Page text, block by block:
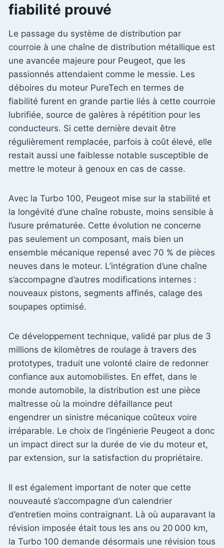
fiabilité prouvé
Le passage du système de distribution par
courroie à une chaîne de distribution métallique est
une avancée majeure pour Peugeot, que les
passionnés attendaient comme le messie. Les
déboires du moteur PureTech en termes de
fiabilité furent en grande partie liés à cette courroie
lubrifiée, source de galères à répétition pour les
conducteurs. Si cette dernière devait être
régulièrement remplacée, parfois à coût élevé, elle
restait aussi une faiblesse notable susceptible de
mettre le moteur à genoux en cas de casse.
Avec la Turbo 100, Peugeot mise sur la stabilité et
la longévité d’une chaîne robuste, moins sensible à
l’usure prématurée. Cette évolution ne concerne
pas seulement un composant, mais bien un
ensemble mécanique repensé avec 70 % de pièces
neuves dans le moteur. L’intégration d’une chaîne
s’accompagne d’autres modifications internes :
nouveaux pistons, segments affinés, calage des
soupapes optimisé.
Ce développement technique, validé par plus de 3
millions de kilomètres de roulage à travers des
prototypes, traduit une volonté claire de redonner
confiance aux automobilistes. En effet, dans le
monde automobile, la distribution est une pièce
maîtresse où la moindre défaillance peut
engendrer un sinistre mécanique coûteux voire
irréparable. Le choix de l’ingénierie Peugeot a donc
un impact direct sur la durée de vie du moteur et,
par extension, sur la satisfaction du propriétaire.
Il est également important de noter que cette
nouveauté s’accompagne d’un calendrier
d’entretien moins contraignant. Là où auparavant la
révision imposée était tous les ans ou 20 000 km,
la Turbo 100 demande désormais une révision tous